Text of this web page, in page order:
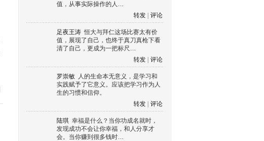
值，从事实际操作的人…
转发
评论
足夜王涛 恒大与拜仁这场比赛太有价
值，展现了自己，也终于真刀真枪下看
清了自己，更成为一把标尺…
转发
评论
罗崇敏 人的生命本无意义，是学习和
实践赋予了它意义。应该把学习作为人
生的习惯和信仰。
转发
评论
陆琪 幸福是什么？当你功成名就时，
发现成功不会让你幸福，和人分享才
会。当你赚到很多钱时…